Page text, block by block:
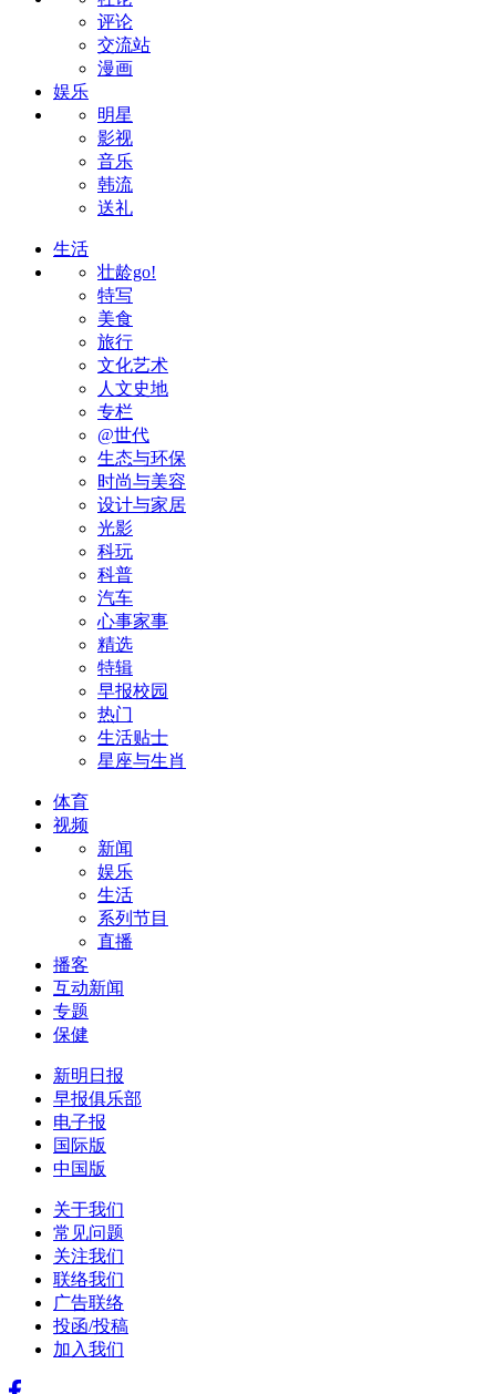
评论
交流站
漫画
娱乐
明星
影视
音乐
韩流
送礼
生活
壮龄go!
特写
美食
旅行
文化艺术
人文史地
专栏
@世代
生态与环保
时尚与美容
设计与家居
光影
科玩
科普
汽车
心事家事
精选
特辑
早报校园
热门
生活贴士
星座与生肖
体育
视频
新闻
娱乐
生活
系列节目
直播
播客
互动新闻
专题
保健
新明日报
早报俱乐部
电子报
国际版
中国版
关于我们
常见问题
关注我们
联络我们
广告联络
投函/投稿
加入我们